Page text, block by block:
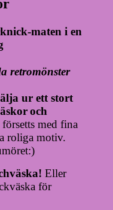
maten i en
retromönster
ur ett stort
och
med fina
roliga motiv.
Eller
för